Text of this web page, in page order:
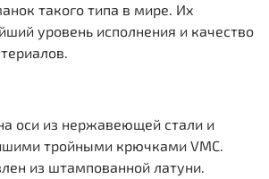
такого типа в мире. Их
уровень исполнения и качество
оси из нержавеющей стали и
тройными крючками VMC.
из штампованной латуни.